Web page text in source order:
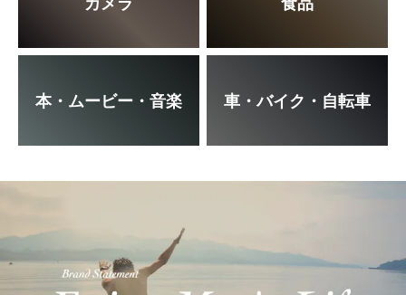
本・ムービー・音楽 車・バイク・自転車